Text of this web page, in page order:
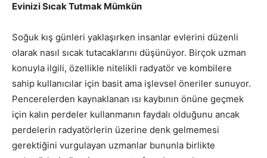
Evinizi Sıcak Tutmak Mümkün
Soğuk kış günleri yaklaşırken insanlar evlerini düzenli
olarak nasıl sıcak tutacaklarını düşünüyor. Birçok uzman
konuyla ilgili, özellikle nitelikli radyatör ve kombilere
sahip kullanıcılar için basit ama işlevsel öneriler sunuyor.
Pencerelerden kaynaklanan ısı kaybının önüne geçmek
için kalın perdeler kullanmanın faydalı olduğunu ancak
perdelerin radyatörlerin üzerine denk gelmemesi
gerektiğini vurgulayan uzmanlar bununla birlikte